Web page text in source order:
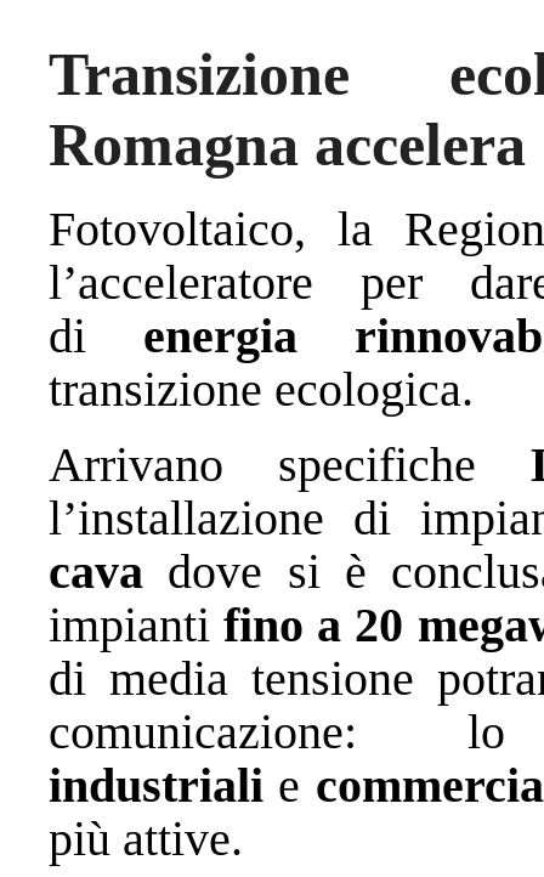
Transizione
Romagna accelera
Fotovoltaico, la
l’acceleratore per
di energia
transizione ecologica.
Arrivano specifiche
l’installazione di
cava dove si è
impiantifino a 20
di media tensione
industriali e
più attive.